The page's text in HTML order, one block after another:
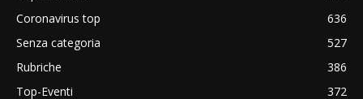
Coronavirus top
636
Senza categoria
527
Rubriche
386
Top-Eventi
372